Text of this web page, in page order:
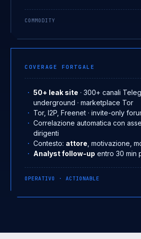
COMMODITY
COVERAGE FORTGALE
50+ leak site · 300+ canali
underground · marketplace Tor
Tor, I2P, Freenet · invite-only
Correlazione automatica con
dirigenti
Contesto: attore , motivazione,
Analyst follow-up entro 30 min
OPERATIVO · ACTIONABLE